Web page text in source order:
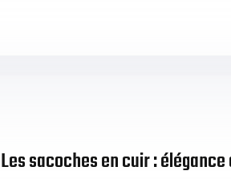
Les sacoches en cuir :